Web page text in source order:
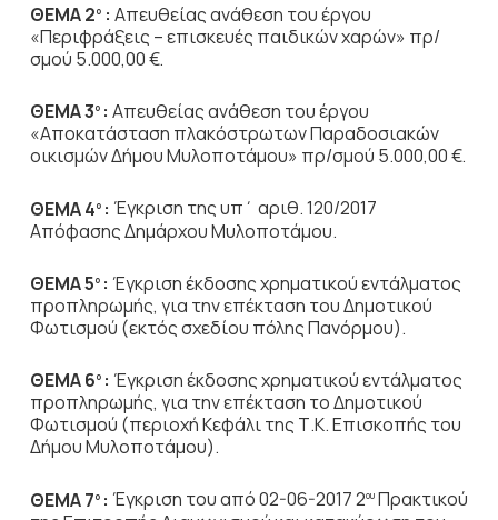
ΘΕΜΑ 2ο: Απευθείας ανάθεση του έργου
«Περιφράξεις – επισκευές παιδικών χαρών» πρ/
σμού 5.000,00 €.
ΘΕΜΑ 3ο : Απευθείας ανάθεση του έργου
«Αποκατάσταση πλακόστρωτων Παραδοσιακών
οικισμών Δήμου Μυλοποτάμου» πρ/σμού 5.000,00 €.
ΘΕΜΑ 4ο : Έγκριση της υπ΄ αριθ. 120/2017
Απόφασης Δημάρχου Μυλοποτάμου.
ΘΕΜΑ 5ο : Έγκριση έκδοσης χρηματικού εντάλματος
προπληρωμής, για την επέκταση του Δημοτικού
Φωτισμού (εκτός σχεδίου πόλης Πανόρμου).
ΘΕΜΑ 6ο : Έγκριση έκδοσης χρηματικού εντάλματος
προπληρωμής, για την επέκταση το Δημοτικού
Φωτισμού (περιοχή Κεφάλι της Τ.Κ. Επισκοπής του
Δήμου Μυλοποτάμου).
ΘΕΜΑ 7ο : Έγκριση του από 02-06-2017 2ουΠρακτικού